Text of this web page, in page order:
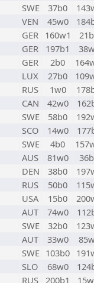
SWE 37b0
VEN 45w0
GER 160w1
GER 197b1
GER 2b0
LUX 27b0
RUS 1w0
CAN 42w0
SWE 58b0
SCO 14w0
SWE 4b0
AUS 81w0
DEN 38b0
RUS 50b0
USA 15b0
AUT 74w0
SWE 32b0
AUT 33w0
SWE 103b0
SLO 68w0
RUS 200b1